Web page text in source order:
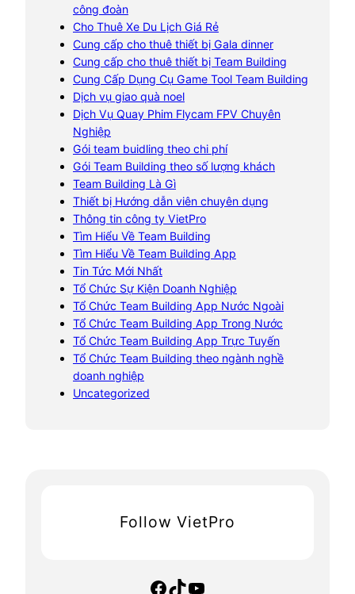
công đoàn
Cho Thuê Xe Du Lịch Giá Rẻ
Cung cấp cho thuê thiết bị Gala dinner
Cung cấp cho thuê thiết bị Team Building
Cung Cấp Dụng Cụ Game Tool Team Building
Dịch vụ giao quà noel
Dịch Vụ Quay Phim Flycam FPV Chuyên
Nghiệp
Gói team buidling theo chi phí
Gói Team Building theo số lượng khách
Team Building Là Gì
Thiết bị Hướng dẫn viên chuyên dụng
Thông tin công ty VietPro
Tìm Hiểu Về Team Building
Tìm Hiểu Về Team Building App
Tin Tức Mới Nhất
Tổ Chức Sự Kiện Doanh Nghiệp
Tổ Chức Team Building App Nước Ngoài
Tổ Chức Team Building App Trong Nước
Tổ Chức Team Building App Trực Tuyến
Tổ Chức Team Building theo ngành nghề
doanh nghiệp
Uncategorized
Follow VietPro
Facebook TikTok YouTube